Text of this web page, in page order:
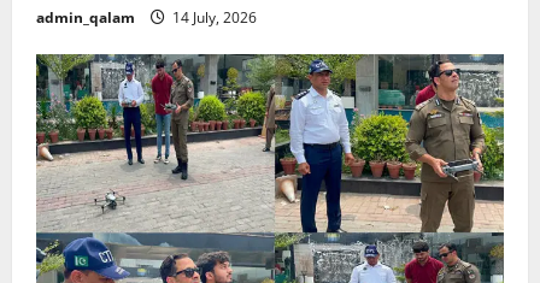
admin_qalam 14 July, 2026